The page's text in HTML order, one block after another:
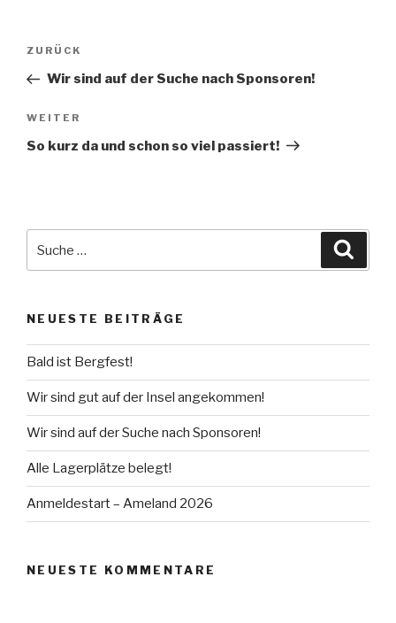
Beitragsnavigation
Vorheriger
Beitrag
ZURÜCK
Wir sind auf der Suche nach Sponsoren!
Nächster
Beitrag
WEITER
So kurz da und schon so viel passiert!
NEUESTE BEITRÄGE
Bald ist Bergfest!
Wir sind gut auf der Insel angekommen!
Wir sind auf der Suche nach Sponsoren!
Alle Lagerplätze belegt!
Anmeldestart – Ameland 2026
NEUESTE KOMMENTARE